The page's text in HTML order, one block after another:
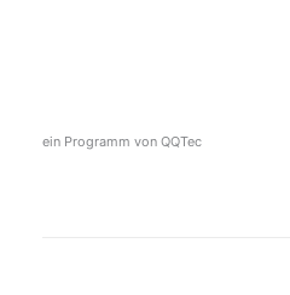
ein Programm von QQTec